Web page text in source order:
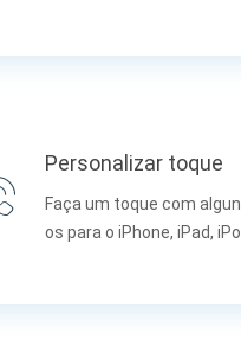
Personalizar toque
Faça um toque com
os para o iPhone, iPad,